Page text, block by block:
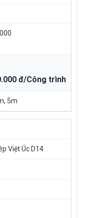
đ/Công trình
5m
Việt Úc D14